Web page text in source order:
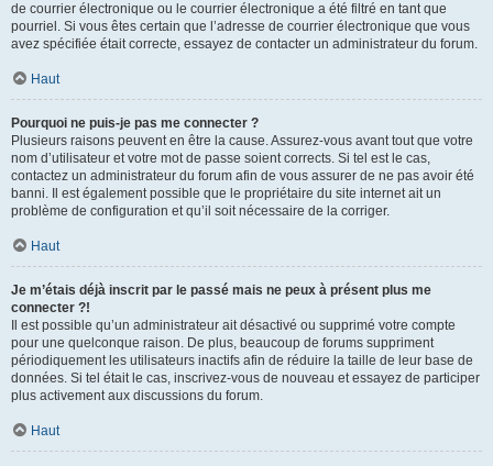
de courrier électronique ou le courrier électronique a été filtré en tant que
pourriel. Si vous êtes certain que l’adresse de courrier électronique que vous
avez spécifiée était correcte, essayez de contacter un administrateur du forum.
Haut
Pourquoi ne puis-je pas me connecter ?
Plusieurs raisons peuvent en être la cause. Assurez-vous avant tout que votre
nom d’utilisateur et votre mot de passe soient corrects. Si tel est le cas,
contactez un administrateur du forum afin de vous assurer de ne pas avoir été
banni. Il est également possible que le propriétaire du site internet ait un
problème de configuration et qu’il soit nécessaire de la corriger.
Haut
Je m’étais déjà inscrit par le passé mais ne peux à présent plus me
connecter ?!
Il est possible qu’un administrateur ait désactivé ou supprimé votre compte
pour une quelconque raison. De plus, beaucoup de forums suppriment
périodiquement les utilisateurs inactifs afin de réduire la taille de leur base de
données. Si tel était le cas, inscrivez-vous de nouveau et essayez de participer
plus activement aux discussions du forum.
Haut